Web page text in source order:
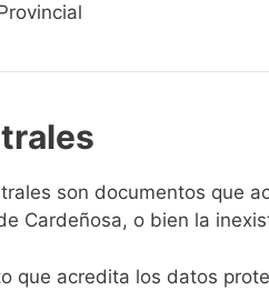
son documentos que
Cardeñosa, o bien la
que acredita los datos